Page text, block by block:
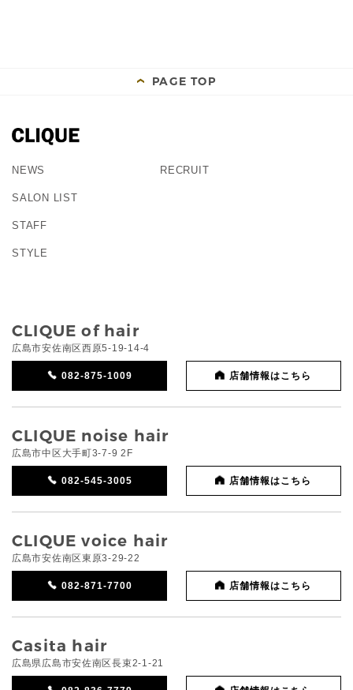
PAGE TOP
NEWS
SALON LIST
STAFF
STYLE
RECRUIT
CLIQUE of hair
広島市安佐南区西原5-19-14-4
082-875-1009 店舗情報はこちら
CLIQUE noise hair
広島市中区大手町3-7-9 2F
082-545-3005 店舗情報はこちら
CLIQUE voice hair
広島市安佐南区東原3-29-22
082-871-7700 店舗情報はこちら
Casita hair
広島県広島市安佐南区長束2-1-21